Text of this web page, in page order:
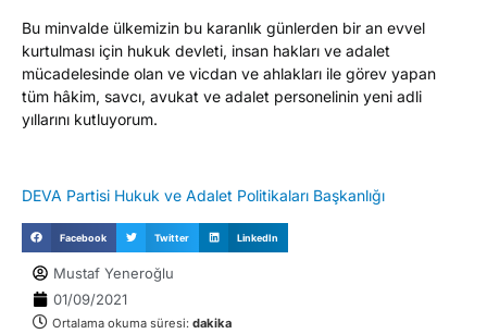
Bu minvalde ülkemizin bu karanlık günlerden bir an evvel
kurtulması için hukuk devleti, insan hakları ve adalet
mücadelesinde olan ve vicdan ve ahlakları ile görev yapan
tüm hâkim, savcı, avukat ve adalet personelinin yeni adli
yıllarını kutluyorum.
DEVA Partisi Hukuk ve Adalet Politikaları Başkanlığı
Facebook Twitter LinkedIn
Mustaf Yeneroğlu
01/09/2021
Ortalama okuma süresi: dakika